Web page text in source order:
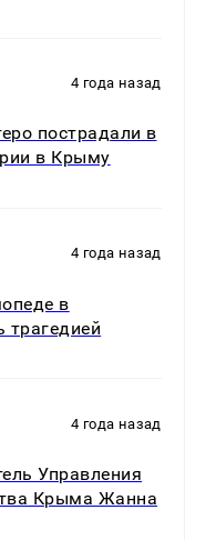
4 года назад
пострадали в
в Крыму
4 года назад
в
трагедией
4 года назад
Управления
Крыма Жанна